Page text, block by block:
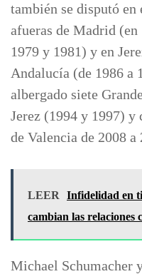
también se disputó
afueras de Madrid (en
1979 y 1981) y en
Andalucía (de 1986 a
albergado siete
Jerez (1994 y 1997)
de Valencia de 2008 a
LEER Infidelidad en
cambian las relaciones
Michael Schumacher